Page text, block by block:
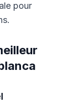
pour